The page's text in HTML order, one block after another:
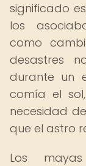
significado
los
como
desastres
durante un
comía el
necesidad
que el astro
Los mayas